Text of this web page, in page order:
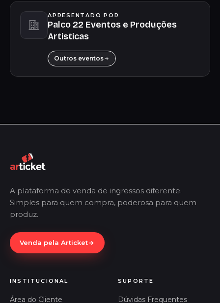
APRESENTADO POR
Palco 22 Eventos e Produções
Artisticas
Outros eventos
A plataforma de venda de ingressos diferente.
Simples para quem compra, poderosa para quem
produz.
Venda pela Articket
INSTITUCIONAL
Área do Cliente
SUPORTE
Dúvidas Frequentes